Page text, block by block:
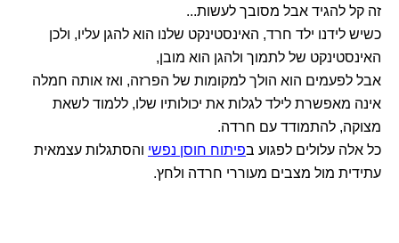
זה קל להגיד אבל מסובך לעשות...
כשיש לידנו ילד חרד, האינסטינקט שלנו הוא להגן עליו, ולכן
האינסטינקט של לתמוך ולהגן הוא מובן,
אבל לפעמים הוא הולך למקומות של הפרזה, ואז אותה חמלה
אינה מאפשרת לילד לגלות את יכולותיו שלו, ללמוד לשאת
מצוקה, להתמודד עם חרדה.
כל אלה עלולים לפגוע בפיתוח חוסן נפשי והסתגלות עצמאית
עתידית מול מצבים מעוררי חרדה ולחץ.